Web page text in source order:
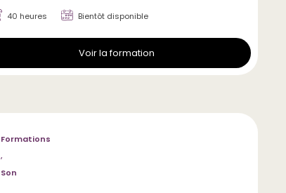
40 heures Bientôt disponible
Voir la formation
Formations
,
Son